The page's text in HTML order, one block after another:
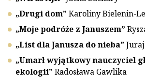
„Drugi dom” Karoliny Bielenin-
„Moje podróże z Januszem”
„List dla Janusza do nieba”
„Umarł wyjątkowy nauczyciel
ekologii” Radosława Gawlika